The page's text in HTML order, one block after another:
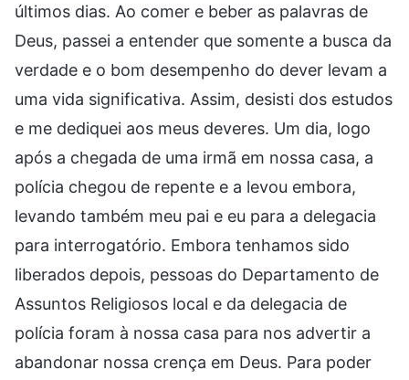
últimos dias. Ao comer e beber as palavras de
Deus, passei a entender que somente a busca da
verdade e o bom desempenho do dever levam a
uma vida significativa. Assim, desisti dos estudos
e me dediquei aos meus deveres. Um dia, logo
após a chegada de uma irmã em nossa casa, a
polícia chegou de repente e a levou embora,
levando também meu pai e eu para a delegacia
para interrogatório. Embora tenhamos sido
liberados depois, pessoas do Departamento de
Assuntos Religiosos local e da delegacia de
polícia foram à nossa casa para nos advertir a
abandonar nossa crença em Deus. Para poder